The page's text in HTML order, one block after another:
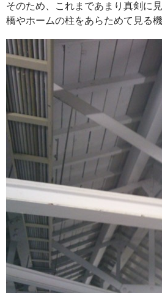
そのため、これまであまり真剣に
橋やホームの柱をあらためて見る